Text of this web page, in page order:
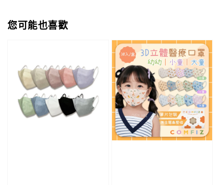
您可能也喜歡